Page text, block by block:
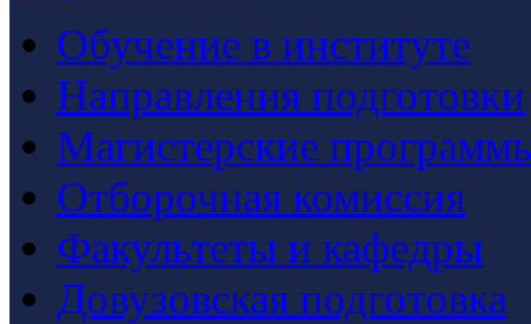
Обучение в институте
Направления подготовки
Магистерские
Отборочная комиссия
Факультеты и кафедры
Довузовская подготовка